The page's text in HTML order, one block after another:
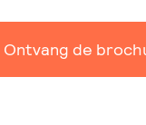
Ontvang de